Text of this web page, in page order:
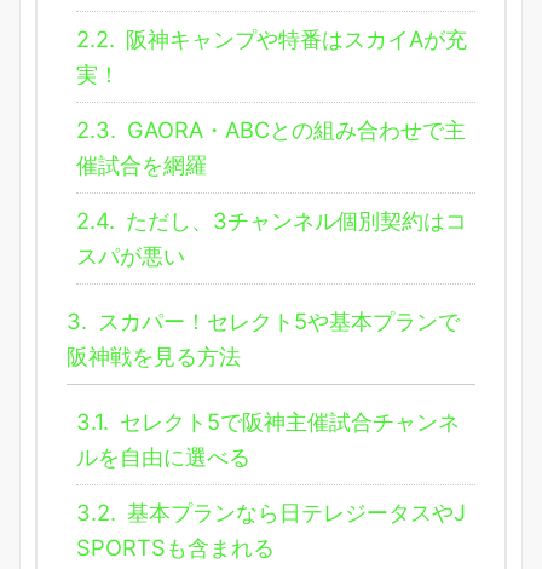
2.2. 阪神キャンプや特番はスカイAが充
実！
2.3. GAORA・ABCとの組み合わせで主
催試合を網羅
2.4. ただし、3チャンネル個別契約はコ
スパが悪い
3. スカパー！セレクト5や基本プランで
阪神戦を見る方法
3.1. セレクト5で阪神主催試合チャンネ
ルを自由に選べる
3.2. 基本プランなら日テレジータスやJ
SPORTSも含まれる